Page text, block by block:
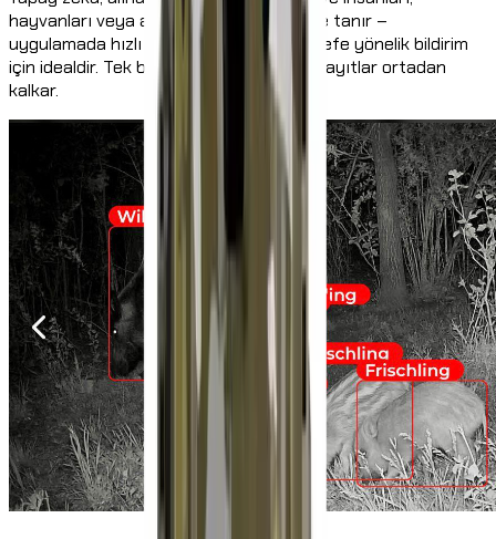
hayvanları veya araçları güvenilir şekilde tanır –
uygulamada hızlı görüntü seçimi ve hedefe yönelik bildirim
için idealdir. Tek bir tıklamayla tüm boş kayıtlar ortadan
kalkar.